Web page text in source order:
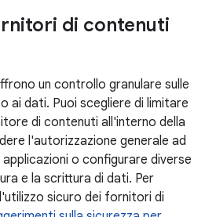
di contenuti
un controllo granulare sulle
ai dati. Puoi scegliere di limitare
di contenuti all'interno della
l'autorizzazione generale ad
o configurare diverse
e la scrittura di dati. Per
sicuro dei fornitori di